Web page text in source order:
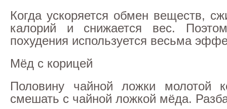
Когда ускоряется обмен веществ,
калорий и снижается вес.
похудения используется весьма
Мёд с корицей
Половину чайной ложки молотой
смешать с чайной ложкой мёда.